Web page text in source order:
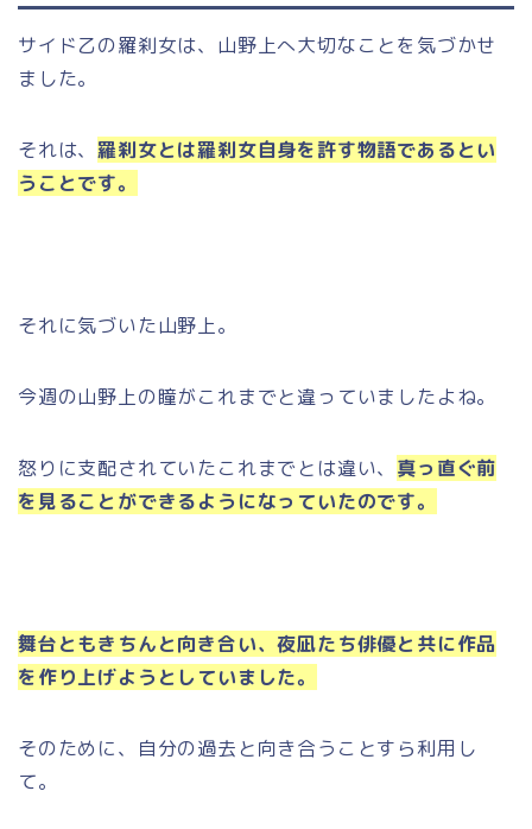
サイド乙の羅刹女は、山野上へ大切なことを気づかせ
ました。
それは、羅刹女とは羅刹女自身を許す物語であるとい
うことです。
それに気づいた山野上。
今週の山野上の瞳がこれまでと違っていましたよね。
怒りに支配されていたこれまでとは違い、 真っ直ぐ前
を見ることができるようになっていたのです。
舞台ともきちんと向き合い、夜凪たち俳優と共に作品
を作り上げようとしていました。
そのために、自分の過去と向き合うことすら利用し
て。